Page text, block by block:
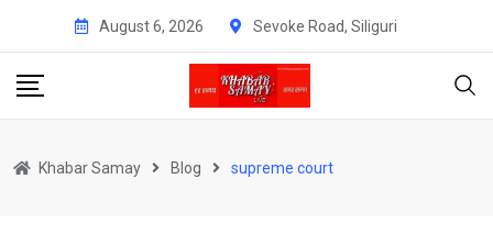
content
August 6, 2026 Sevoke Road, Siliguri
Khabar Samay Blog supreme court